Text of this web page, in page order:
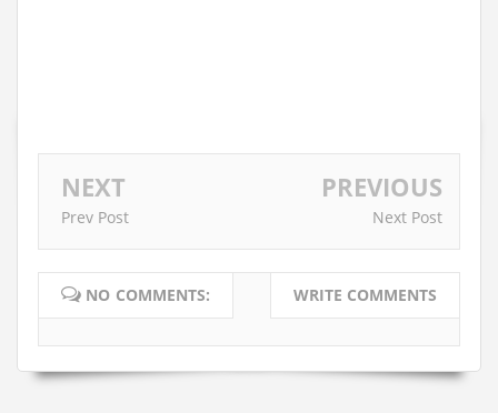
NEXT
Prev Post
PREVIOUS
Next Post
NO COMMENTS: WRITE COMMENTS